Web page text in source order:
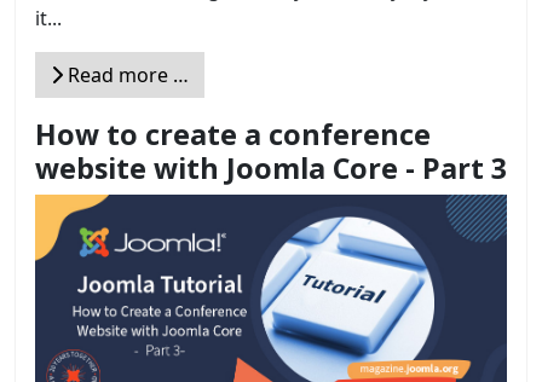
it...
Read more …
How to create a conference
website with Joomla Core - Part 3